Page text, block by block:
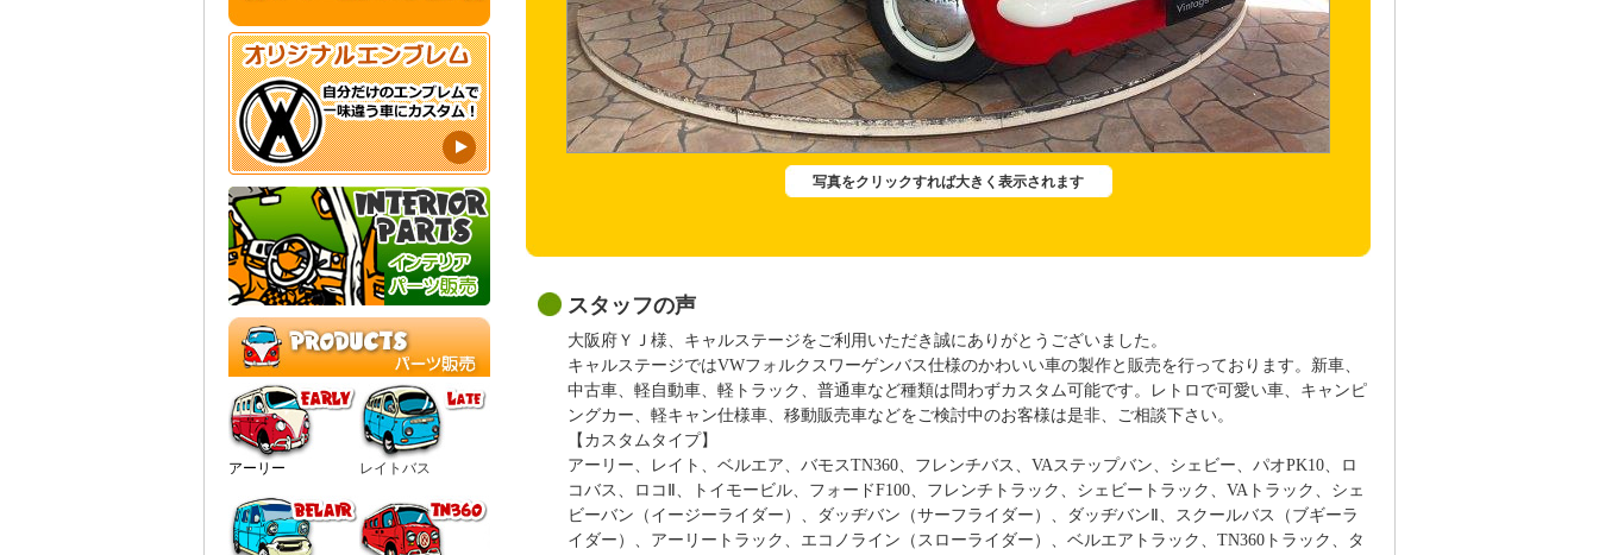
アーリー レイトバス
写真をクリックすれば大きく表示されます
スタッフの声
大阪府ＹＪ様、キャルステージをご利用いただき誠にありがとうございました。
キャルステージではVWフォルクスワーゲンバス仕様のかわいい車の製作と販売を行っております。新車、
中古車、軽自動車、軽トラック、普通車など種類は問わずカスタム可能です。レトロで可愛い車、キャンピ
ングカー、軽キャン仕様車、移動販売車などをご検討中のお客様は是非、ご相談下さい。
【カスタムタイプ】
アーリー、レイト、ベルエア、バモスTN360、フレンチバス、VAステップバン、シェビー、パオPK10、ロ
コバス、ロコⅡ、トイモービル、フォードF100、フレンチトラック、シェビートラック、VAトラック、シェ
ビーバン（イージーライダー）、ダッヂバン（サーフライダー）、ダッヂバンⅡ、スクールバス（ブギーラ
イダー）、アーリートラック、エコノライン（スローライダー）、ベルエアトラック、TN360トラック、タ